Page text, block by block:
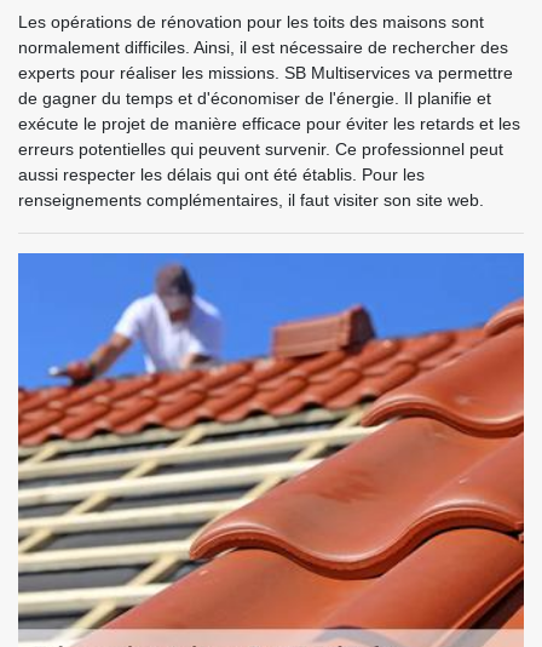
Les opérations de rénovation pour les toits des maisons sont
normalement difficiles. Ainsi, il est nécessaire de rechercher des
experts pour réaliser les missions. SB Multiservices va permettre
de gagner du temps et d'économiser de l'énergie. Il planifie et
exécute le projet de manière efficace pour éviter les retards et les
erreurs potentielles qui peuvent survenir. Ce professionnel peut
aussi respecter les délais qui ont été établis. Pour les
renseignements complémentaires, il faut visiter son site web.